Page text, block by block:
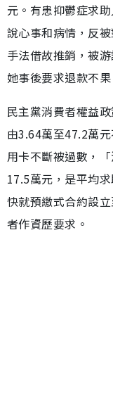
元。有患抑鬱症求
說心事和病情，反
手法借故推銷，被
她事後要求退款不果
民主黨消費者權益
由3.64萬至47.2萬
用卡不斷被過數，
17.5萬元，是平均
快就預繳式合約設
者作資歷要求。